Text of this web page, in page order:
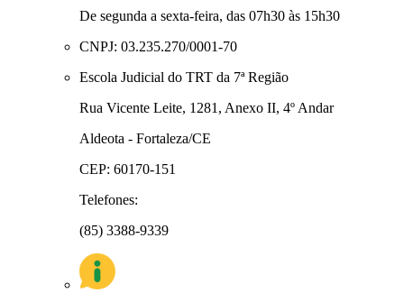
De segunda a sexta-feira, das 07h30 às 15h30
CNPJ: 03.235.270/0001-70
Escola Judicial do TRT da 7ª Região
Rua Vicente Leite, 1281, Anexo II, 4º Andar
Aldeota - Fortaleza/CE
CEP: 60170-151
Telefones:
(85) 3388-9339